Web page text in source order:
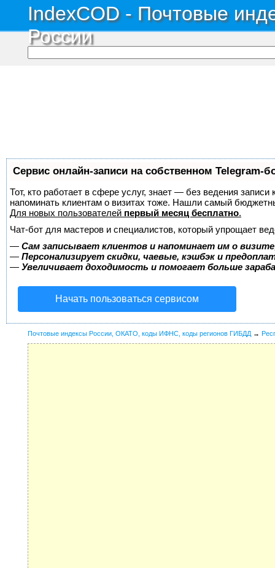
IndexCOD - Почтовые
России
Сервис онлайн-записи на собственном Telegram-
Тот, кто работает в сфере услуг, знает — без ведения
напоминать клиентам о визитах тоже. Нашли самый
Для новых пользователей первый месяц бесплатно.
Чат-бот для мастеров и специалистов, который упрощает
— Сам записывает клиентов и напоминает им о
— Персонализирует скидки, чаевые, кэшбэк и
— Увеличивает доходимость и помогает больше
Начать пользоваться сервисом
Почтовые индексы России, ОКАТО, коды ИФНС, коды регионов ГИБДД →